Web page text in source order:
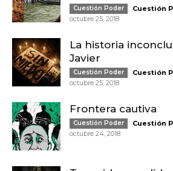
Cuestión Poder Cuestión
octubre 25, 2018
La historia
Javier
Cuestión Poder Cuestión
octubre 25, 2018
Frontera cautiva
Cuestión Poder Cuestión
octubre 24, 2018